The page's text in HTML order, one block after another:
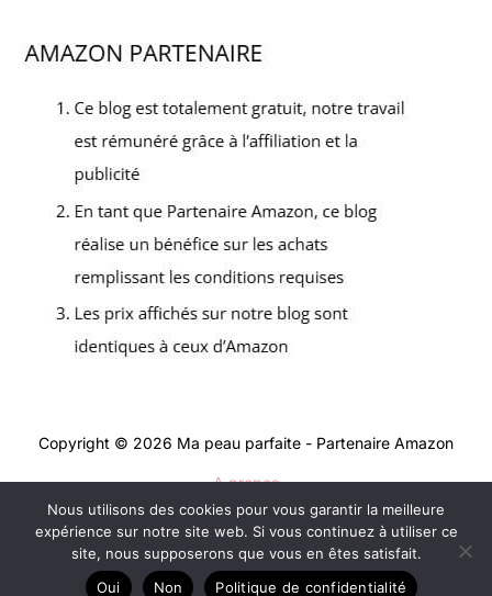
Copyright © 2026 Ma peau parfaite - Partenaire Amazon
A propos
Contact
Mentions légales
Politique de confidentialité
Nous utilisons des cookies pour vous garantir la meilleure
expérience sur notre site web. Si vous continuez à utiliser ce
site, nous supposerons que vous en êtes satisfait.
Oui
Non Politique de confidentialité